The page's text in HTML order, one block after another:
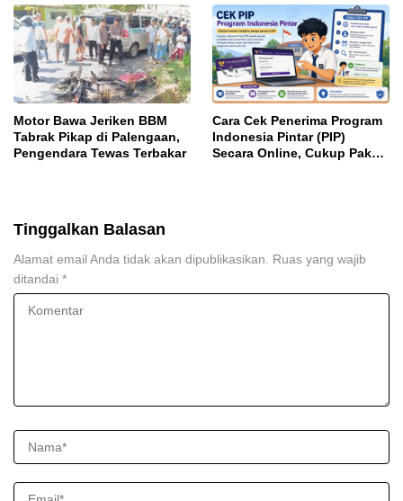
Motor Bawa Jeriken BBM
Tabrak Pikap di Palengaan,
Pengendara Tewas Terbakar
Cara Cek Penerima Program
Indonesia Pintar (PIP)
Secara Online, Cukup Pakai
Tinggalkan Balasan
Alamat email Anda tidak akan dipublikasikan.
Ruas yang wajib
ditandai *